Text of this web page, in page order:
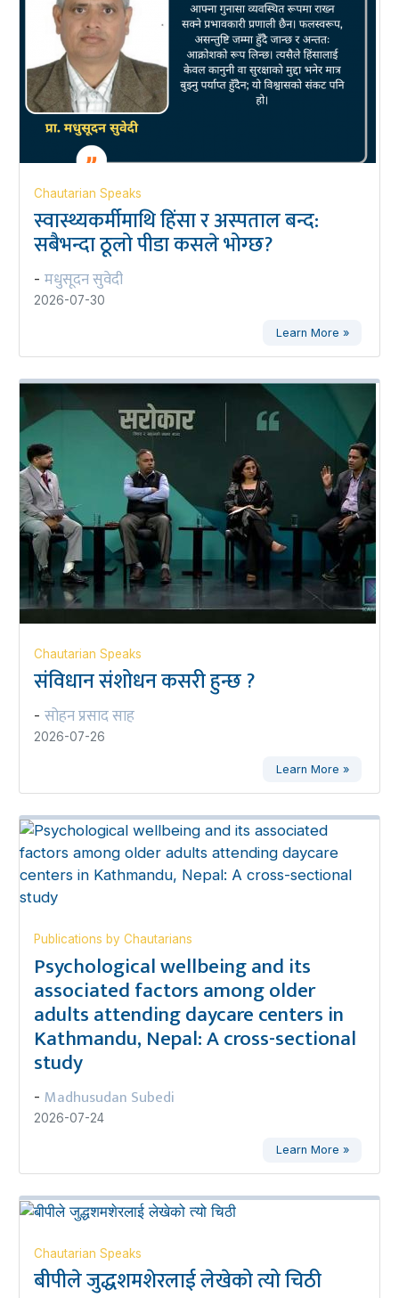
Chautarian Speaks
स्वास्थ्यकर्मीमाथि हिंसा र अस्पताल बन्द:
सबैभन्दा ठूलो पीडा कसले भोग्छ?
- मधुसूदन सुवेदी
2026-07-30
Learn More »
Chautarian Speaks
संविधान संशोधन कसरी हुन्छ ?
- सोहन प्रसाद साह
2026-07-26
Learn More »
Publications by Chautarians
Psychological wellbeing and its
associated factors among older
adults attending daycare centers in
Kathmandu, Nepal: A cross-sectional
study
- Madhusudan Subedi
2026-07-24
Learn More »
Chautarian Speaks
बीपीले जुद्धशमशेरलाई लेखेको त्यो चिठी